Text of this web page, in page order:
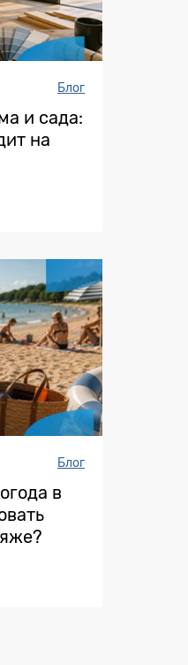
Блог
и сада:
на
Блог
в